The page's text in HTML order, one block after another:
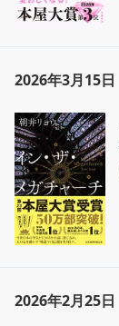
2026年3月15日
2026年2月25日